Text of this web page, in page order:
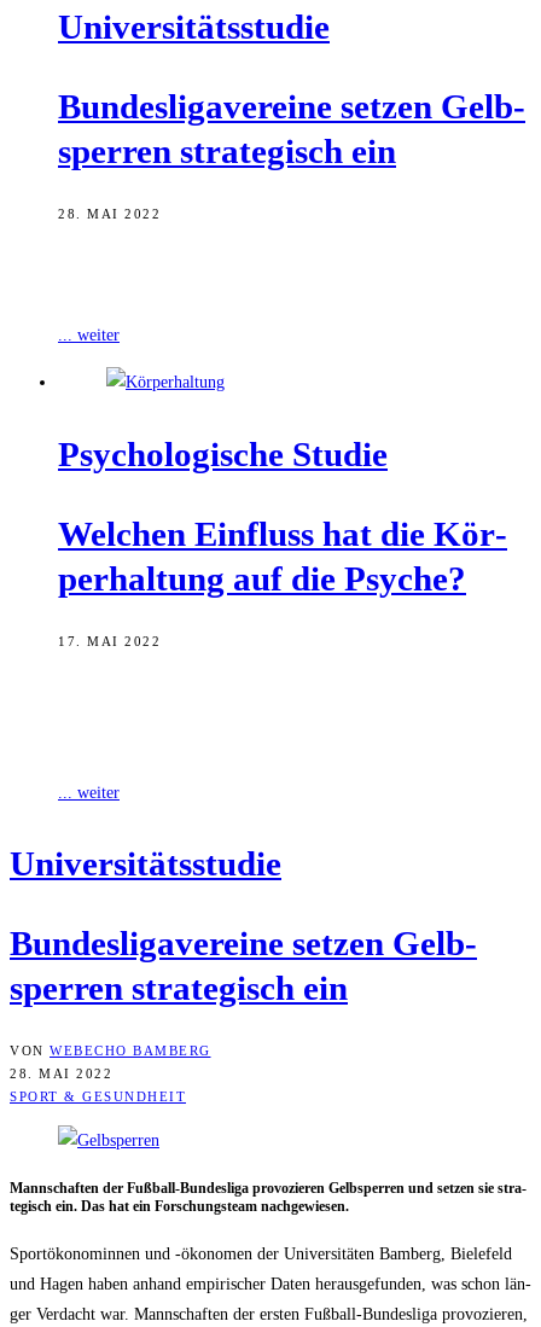
Uni­ver­si­täts­stu­die
Bun­des­li­ga­ver­ei­ne set­zen Gelb­
sper­ren stra­te­gisch ein
28. MAI 2022
... weiter
Psy­cho­lo­gi­sche Studie
Wel­chen Ein­fluss hat die Kör­
per­hal­tung auf die Psyche?
17. MAI 2022
... weiter
Uni­ver­si­täts­stu­die
Bun­des­li­ga­ver­ei­ne set­zen Gelb­
sper­ren stra­te­gisch ein
VON WEBECHO BAMBERG
28. MAI 2022
SPORT & GESUNDHEIT
Mann­schaf­ten der Fuß­ball-Bun­des­li­ga pro­vo­zie­ren Gelb­sper­ren und set­zen sie stra­
te­gisch ein. Das hat ein For­schungs­team nachgewiesen.
Sportöko­nom­in­nen und ‑öko­no­men der Uni­ver­si­tä­ten Bam­berg, Bie­le­feld
und Hagen haben anhand empi­ri­scher Daten her­aus­ge­fun­den, was schon län­
ger Ver­dacht war. Mann­schaf­ten der ers­ten Fuß­ball-Bun­des­li­ga pro­vo­zie­ren,